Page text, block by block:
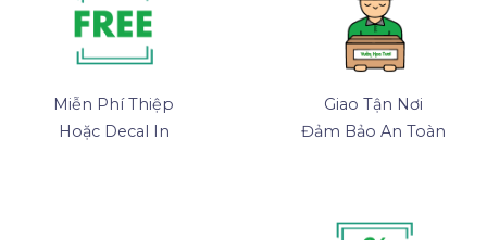
Miễn Phí Thiệp
Hoặc Decal In
Giao Tận Nơi
Đảm Bảo An Toàn